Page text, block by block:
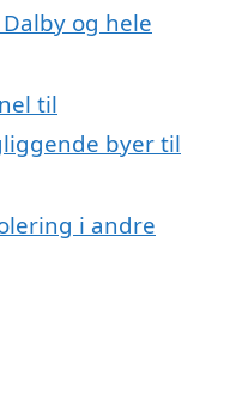
og hele
til
byer til
i andre